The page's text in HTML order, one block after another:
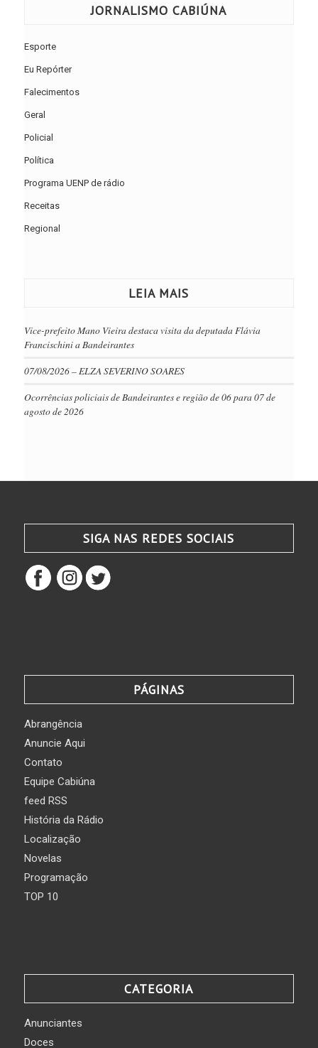
JORNALISMO CABIÚNA
Esporte
Eu Repórter
Falecimentos
Geral
Policial
Política
Programa UENP de rádio
Receitas
Regional
LEIA MAIS
Vice-prefeito Mano Vieira destaca visita da deputada Flávia
Francischini a Bandeirantes
07/08/2026 – ELZA SEVERINO SOARES
Ocorrências policiais de Bandeirantes e região de 06 para 07 de
agosto de 2026
SIGA NAS REDES SOCIAIS
PÁGINAS
Abrangência
Anuncie Aqui
Contato
Equipe Cabiúna
feed RSS
História da Rádio
Localização
Novelas
Programação
TOP 10
CATEGORIA
Anunciantes
Doces